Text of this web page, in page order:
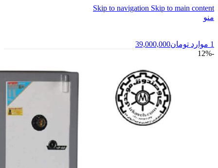
Skip to navigation Skip to main content
منو
1 موارد تومان39,000,000
-12%